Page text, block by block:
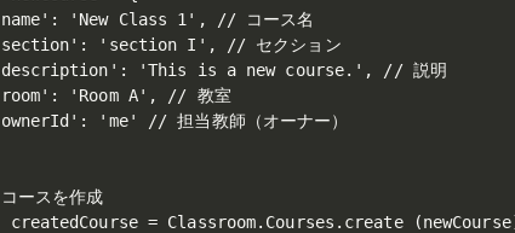
'New Class 1', // コース名
'section I', // セクション
'This is a new course.', // 説明
'Room A', // 教室
'me' // 担当教師（オーナー）
ースを作成
createdCourse = Classroom.Courses.create